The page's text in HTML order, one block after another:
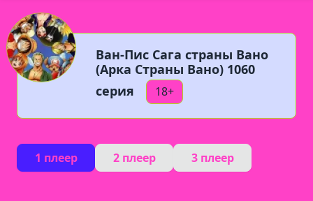
Ван-Пис Сага страны Вано
(Арка Страны Вано) 1060
серия
18+
1 плеер 2 плеер 3 плеер